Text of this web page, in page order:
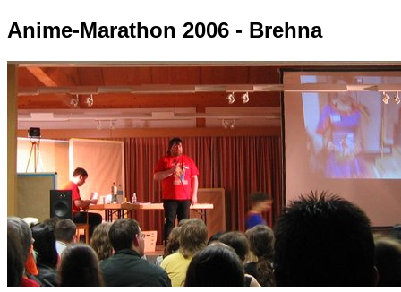
Anime-Marathon 2006 - Brehna